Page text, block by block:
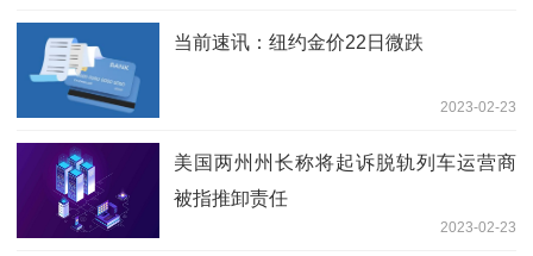
当前速讯：纽约金价22日微跌
2023-02-23
美国两州州长称将起诉脱轨列车运营商
被指推卸责任
2023-02-23